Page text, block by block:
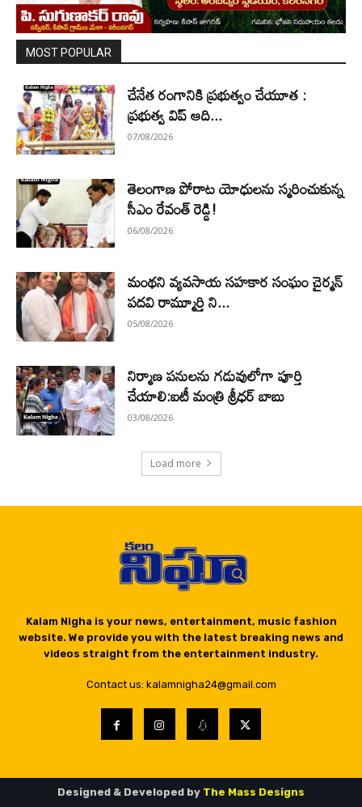
MOST POPULAR
చేనేత రంగానికి ప్రభుత్వం చేయూత :
ప్రభుత్వ విప్ ఆది...
07/08/2026
తెలంగాణ పోరాట యోధులను స్మరించుకున్న
సీఎం రేవంత్ రెడ్డి!
06/08/2026
మంథని వ్యవసాయ సహకార సంఘం చైర్మన్
పదవి రామ్మూర్తి ని...
05/08/2026
నిర్మాణ పనులను గడువులోగా పూర్తి
చేయాలి:ఐటీ మంత్రి శ్రీధర్ బాబు
03/08/2026
Load more
Kalam Nigha is your news, entertainment, music fashion
website. We provide you with the latest breaking news and
videos straight from the entertainment industry.
Contact us: kalamnigha24@gmail.com
Designed & Developed by The Mass Designs